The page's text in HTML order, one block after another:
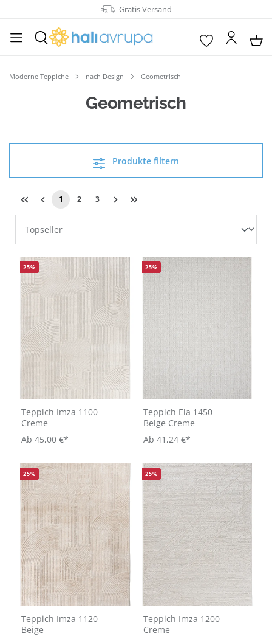
Gratis Versand
Moderne Teppiche nach Design Geometrisch
Geometrisch
Produkte filtern
1 2 3
25%
Teppich Imza 1100
Creme
Ab 45,00 €*
25%
Teppich Ela 1450
Beige Creme
Ab 41,24 €*
25%
Teppich Imza 1120
Beige
25%
Teppich Imza 1200
Creme